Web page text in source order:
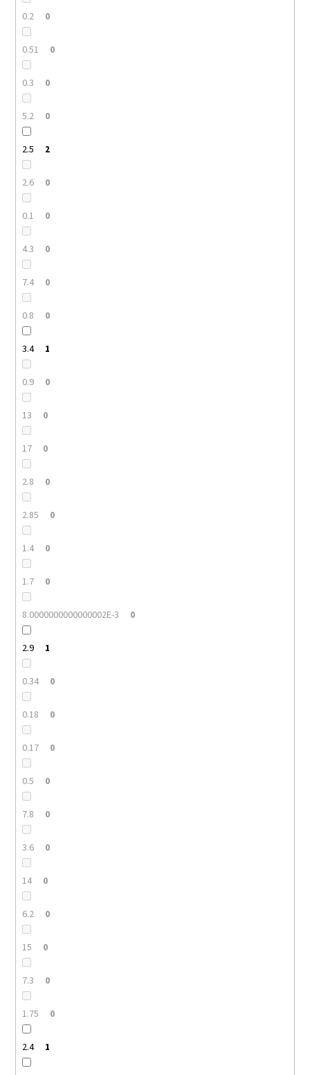
0.2 0
0.51 0
0.3 0
5.2 0
2.5 2
2.6 0
0.1 0
4.3 0
7.4 0
0.8 0
3.4 1
0.9 0
13 0
17 0
2.8 0
2.85 0
1.4 0
1.7 0
8.0000000000000002E-3 0
2.9 1
0.34 0
0.18 0
0.17 0
0.5 0
7.8 0
3.6 0
14 0
6.2 0
15 0
7.3 0
1.75 0
2.4 1